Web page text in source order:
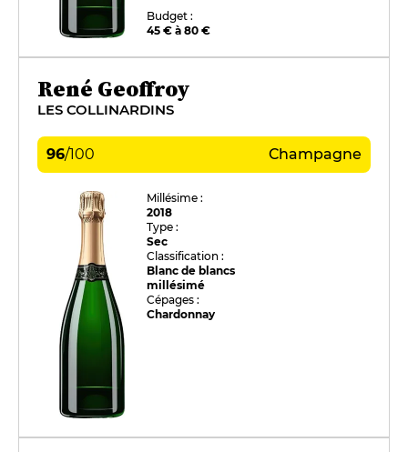
Budget :
45 € à 80 €
René Geoffroy
LES COLLINARDINS
96/100 Champagne
Millésime :
2018
Type :
Sec
Classification :
Blanc de blancs
millésimé
Cépages :
Chardonnay